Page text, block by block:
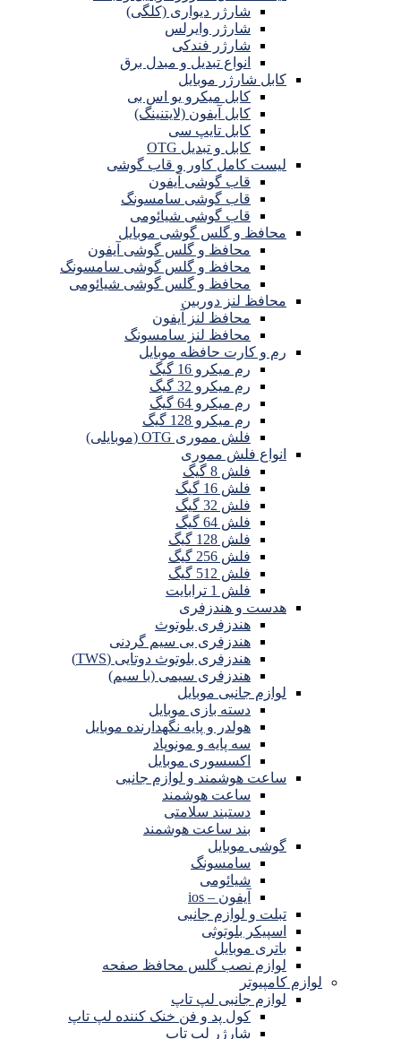
شارژر دیواری (کلگی)
شارژر وایرلس
شارژر فندکی
انواع تبدیل و مبدل برق
کابل شارژر موبایل
کابل میکرو یو اس بی
کابل آیفون (لایتنینگ)
کابل تایپ سی
کابل و تبدیل OTG
لیست کامل کاور و قاب گوشی
قاب گوشی آیفون
قاب گوشی سامسونگ
قاب گوشی شیائومی
محافظ و گلس گوشی موبایل
محافظ و گلس گوشی آیفون
محافظ و گلس گوشی سامسونگ
محافظ و گلس گوشی شیائومی
محافظ لنز دوربین
محافظ لنز آیفون
محافظ لنز سامسونگ
رم و کارت حافظه موبایل
رم میکرو 16 گیگ
رم میکرو 32 گیگ
رم میکرو 64 گیگ
رم میکرو 128 گیگ
فلش مموری OTG (موبایلی)
انواع فلش مموری
فلش 8 گیگ
فلش 16 گیگ
فلش 32 گیگ
فلش 64 گیگ
فلش 128 گیگ
فلش 256 گیگ
فلش 512 گیگ
فلش 1 ترابایت
هدست و هندزفری
هندزفری بلوتوث
هندزفری بی سیم گردنی
هندزفری بلوتوث دوتایی (TWS)
هندزفری سیمی (با سیم)
لوازم جانبی موبایل
دسته بازی موبایل
هولدر و پایه نگهدارنده موبایل
سه پایه و مونوپاد
اکسسوری موبایل
ساعت هوشمند و لوازم جانبی
ساعت هوشمند
دستبند سلامتی
بند ساعت هوشمند
گوشی موبایل
سامسونگ
شیائومی
آیفون – ios
تبلت و لوازم جانبی
اسپیکر بلوتوثی
باتری موبایل
لوازم نصب گلس محافظ صفحه
لوازم کامپیوتر
لوازم جانبی لپ تاپ
کول پد و فن خنک کننده لپ تاپ
شارژر لپ تاپ